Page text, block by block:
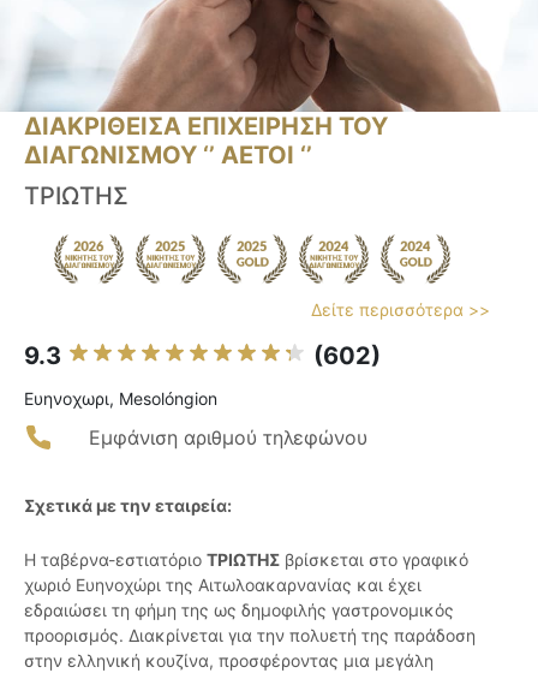
ΔΙΑΚΡΙΘΕΙΣΑ ΕΠΙΧΕΙΡΗΣΗ ΤΟΥ
ΔΙΑΓΩΝΙΣΜΟΥ ‘’ ΑΕΤΟΙ ‘’
ΤΡΙΩΤΗΣ
Δείτε περισσότερα >>
9.3 (602)
Ευηνοχωρι, Mesolóngion
Εμφάνιση αριθμού τηλεφώνου
Σχετικά με την εταιρεία:
Η ταβέρνα-εστιατόριο ΤΡΙΩΤΗΣ βρίσκεται στο γραφικό
χωριό Ευηνοχώρι της Αιτωλοακαρνανίας και έχει
εδραιώσει τη φήμη της ως δημοφιλής γαστρονομικός
προορισμός. Διακρίνεται για την πολυετή της παράδοση
στην ελληνική κουζίνα, προσφέροντας μια μεγάλη